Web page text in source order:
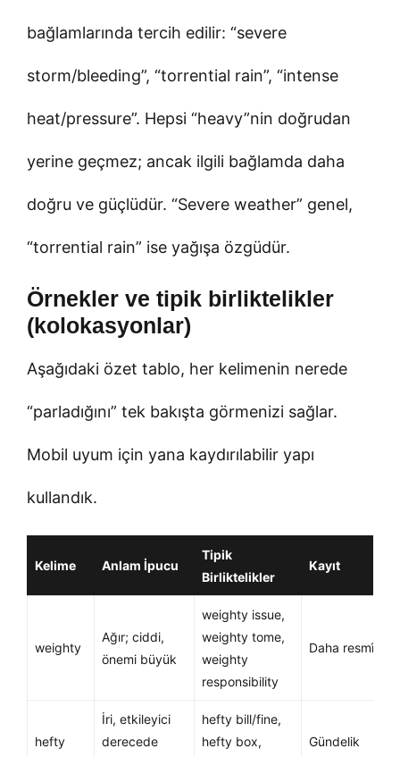
bağlamlarında tercih edilir: “severe
storm/bleeding”, “torrential rain”, “intense
heat/pressure”. Hepsi “heavy”nin doğrudan
yerine geçmez; ancak ilgili bağlamda daha
doğru ve güçlüdür. “Severe weather” genel,
“torrential rain” ise yağışa özgüdür.
Örnekler ve tipik birliktelikler
(kolokasyonlar)
Aşağıdaki özet tablo, her kelimenin nerede
“parladığını” tek bakışta görmenizi sağlar.
Mobil uyum için yana kaydırılabilir yapı
kullandık.
Kelime Anlam İpucu
Tipik
Birliktelikler
Kayıt
weighty
Ağır; ciddi,
önemi büyük
weighty issue,
weighty tome,
weighty
responsibility
Daha resmî
hefty
İri, etkileyici
derecede
hefty bill/fine,
hefty box,
Gündelik